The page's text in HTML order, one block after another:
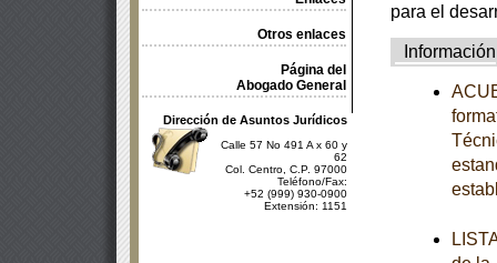
Otros enlaces
Página del
Abogado General
Dirección de Asuntos Jurídicos
Calle 57 No 491 A x 60 y
62
Col. Centro, C.P. 97000
Teléfono/Fax:
+52 (999) 930-0900
Extensión: 1151
para el
Información